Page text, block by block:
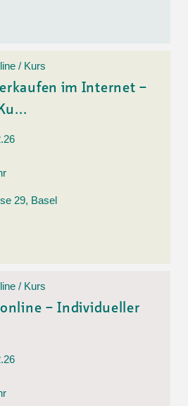
/ Kurs
im Internet –
29, Basel
/ Kurs
– Individueller